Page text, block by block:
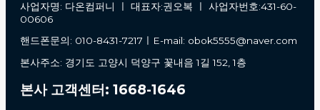
사업자명: 다온컴퍼니 ㅣ 대표자:권오복 ㅣ 사업자번호:431-60-
00606
핸드폰문의: 010-8431-7217ㅣE-mail: obok5555@naver.com
본사주소: 경기도 고양시 덕양구 꽃내음 1길 152, 1층
본사 고객센터: 1668-1646